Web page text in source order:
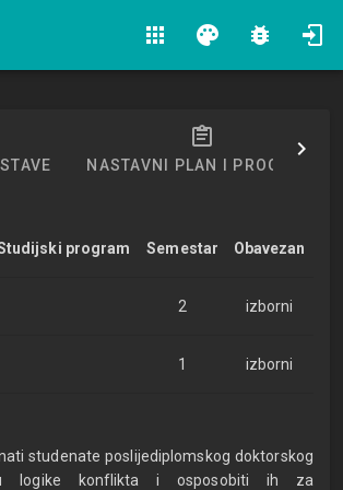
apps palette bug_report
NASTAVNI PLAN I PROGRAM
program Semestar Obavezan
2 izborni
1 izborni
studenate poslijediplomskog doktorskog
logike konflikta i osposobiti ih za